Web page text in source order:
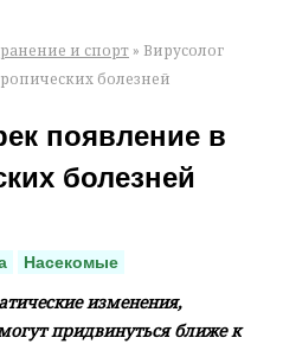
и спорт » Вирусолог
болезней
появление в
болезней
Насекомые
изменения,
придвинуться ближе к